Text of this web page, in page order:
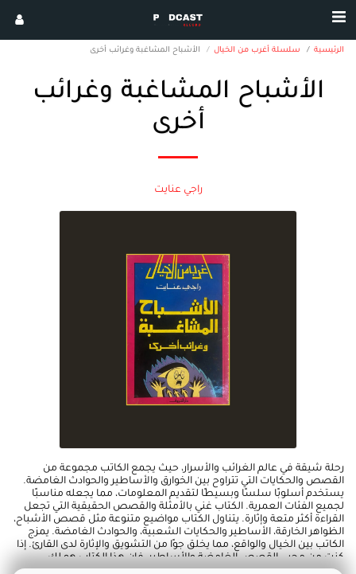
الرئيسية سلسلة أغرب من الخيال الأشباح المشاغبة وغرائب أخرى
الأشباح المشاغبة وغرائب
أخرى
راجي عنايت
رحلة شيقة في عالم الغرائب والأسرار، حيث يجمع الكاتب مجموعة من
القصص والحكايات التي تتراوح بين الخوارق والأساطير والحوادث الغامضة.
يستخدم أسلوبًا سلسًا وبسيطًا لتقديم المعلومات، مما يجعله مناسبًا
لجميع الفئات العمرية. الكتاب غني بالأمثلة والقصص الحقيقية التي تجعل
القراءة أكثر متعة وإثارة. يتناول الكتاب مواضيع متنوعة مثل قصص الأشباح،
الظواهر الخارقة، الأساطير والحكايات الشعبية، والحوادث الغامضة. يمزج
الكاتب بين الخيال والواقع، مما يخلق جوًا من التشويق والإثارة لدى القارئ. إذا
كنت من محبي القصص الغامضة والأساطير، فإن هذا الكتاب هو لك.